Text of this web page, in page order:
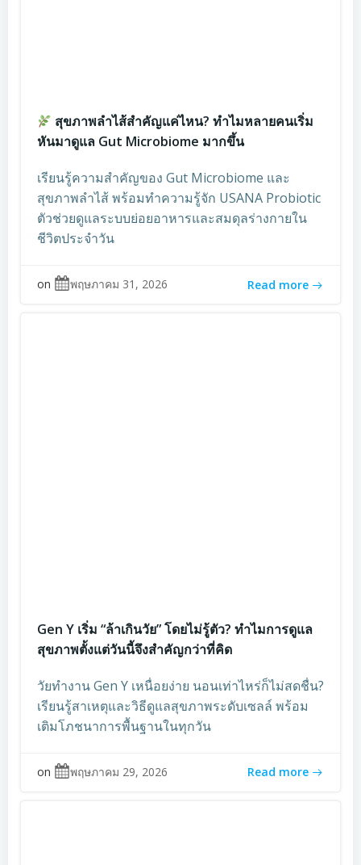
สุขภาพลำไส้สำคัญแค่ไหน? ทำไมหลายคนเริ่ม
หันมาดูแล Gut Microbiome มากขึ้น
เรียนรู้ความสำคัญของ Gut Microbiome และ
สุขภาพลำไส้ พร้อมทำความรู้จัก USANA Probiotic
ตัวช่วยดูแลระบบย่อยอาหารและสมดุลร่างกายใน
ชีวิตประจำวัน
on พฤษภาคม 31, 2026 Read more
Gen Y เริ่ม “ล้าเกินวัย” โดยไม่รู้ตัว? ทำไมการดูแล
สุขภาพตั้งแต่วันนี้จึงสำคัญกว่าที่คิด
วัยทำงาน Gen Y เหนื่อยง่าย นอนเท่าไหร่ก็ไม่สดชื่น?
เรียนรู้สาเหตุและวิธีดูแลสุขภาพระดับเซลล์ พร้อม
เติมโภชนาการพื้นฐานในทุกวัน
on พฤษภาคม 29, 2026 Read more